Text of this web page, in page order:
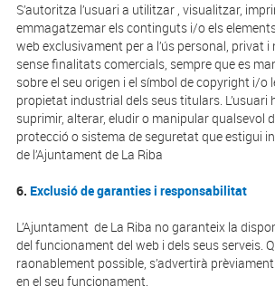
S’autoritza l’usuari a utilitzar , visualitzar,
emmagatzemar els continguts i/o els
web exclusivament per a l’ús personal, privat i
sense finalitats comercials, sempre que es
sobre el seu origen i el símbol de copyright i/o
propietat industrial dels seus titulars. L’usuari
suprimir, alterar, eludir o manipular qualsevol
protecció o sistema de seguretat que estigui
de l’Ajuntament de La Riba
6. Exclusió de garanties i responsabilitat
L’Ajuntament de La Riba no garanteix la
del funcionament del web i dels seus serveis.
raonablement possible, s’advertirà
en el seu funcionament.